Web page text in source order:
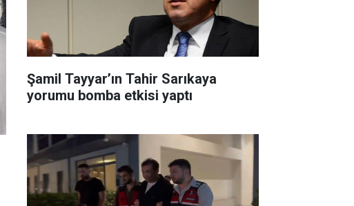
Şamil Tayyar’ın Tahir Sarıkaya
yorumu bomba etkisi yaptı